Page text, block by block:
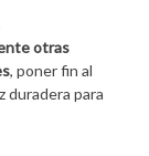
otras
, poner fin al
duradera para